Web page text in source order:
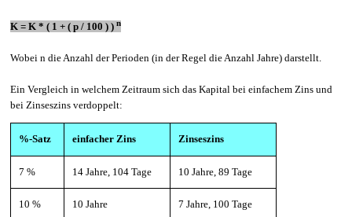
K = K * ( 1 + ( p / 100 ) ) n
Wobei n die Anzahl der Perioden (in der Regel die Anzahl Jahre) darstellt.
Ein Vergleich in welchem Zeitraum sich das Kapital bei einfachem Zins und
bei Zinseszins verdoppelt:
%-Satz einfacher Zins Zinseszins
7 % 14 Jahre, 104 Tage 10 Jahre, 89 Tage
10 % 10 Jahre 7 Jahre, 100 Tage